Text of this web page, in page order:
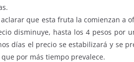
aclarar que esta fruta la comienzan a
disminuye, hasta los 4 pesos por
días el precio se estabilizará y se
que por más tiempo prevalece.